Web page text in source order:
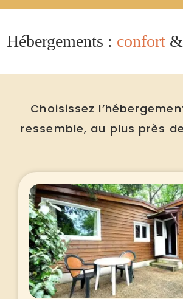
Hébergements : confort&
Choisissez
ressemble, au plus près